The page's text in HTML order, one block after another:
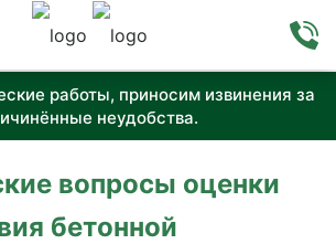
работы, приносим извинения за
неудобства.
вопросы оценки
бетонной